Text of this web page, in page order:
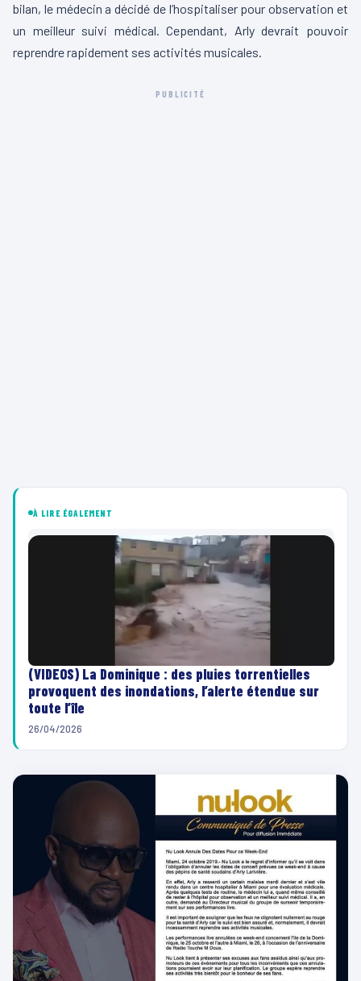
bilan, le médecin a décidé de l’hospitaliser pour observation et
un meilleur suivi médical. Cependant, Arly devrait pouvoir
reprendre rapidement ses activités musicales.
PUBLICITÉ
À LIRE ÉGALEMENT
(VIDEOS) La Dominique : des pluies torrentielles
provoquent des inondations, l’alerte étendue sur
toute l’île
26/04/2026